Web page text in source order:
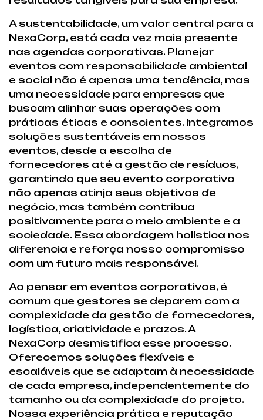
A sustentabilidade, um valor central para a
NexaCorp, está cada vez mais presente
nas agendas corporativas. Planejar
eventos com responsabilidade ambiental
e social não é apenas uma tendência, mas
uma necessidade para empresas que
buscam alinhar suas operações com
práticas éticas e conscientes. Integramos
soluções sustentáveis em nossos
eventos, desde a escolha de
fornecedores até a gestão de resíduos,
garantindo que seu evento corporativo
não apenas atinja seus objetivos de
negócio, mas também contribua
positivamente para o meio ambiente e a
sociedade. Essa abordagem holística nos
diferencia e reforça nosso compromisso
com um futuro mais responsável.
Ao pensar em eventos corporativos, é
comum que gestores se deparem com a
complexidade da gestão de fornecedores,
logística, criatividade e prazos. A
NexaCorp desmistifica esse processo.
Oferecemos soluções flexíveis e
escaláveis que se adaptam à necessidade
de cada empresa, independentemente do
tamanho ou da complexidade do projeto.
Nossa experiência prática e reputação